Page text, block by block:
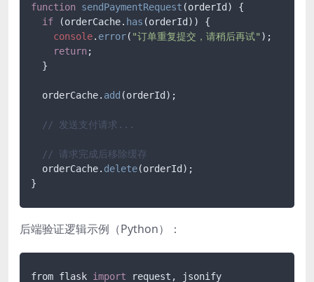
function sendPaymentRequest (orderId ) {
if (orderCache. has (orderId)) {
console. error( "订单重复提交，请稍后再试" );
return;
  }
  orderCache.
add (orderId);
// 发送支付请求...
// 请求完成后移除缓存
  orderCache.
delete(orderId);
后端验证逻辑示例（Python）：
from flask import request, jsonify